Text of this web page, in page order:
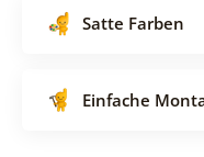
Satte Farben
Einfache